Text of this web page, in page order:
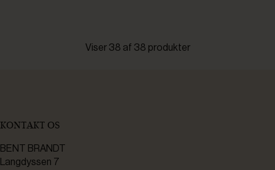
Viser 38 af 38 produkter
KONTAKT OS
BENT BRANDT
Langdyssen 7